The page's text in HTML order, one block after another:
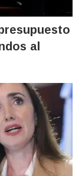
al